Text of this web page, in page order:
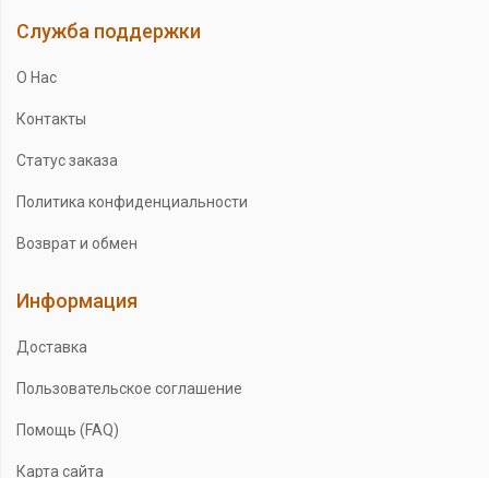
Служба поддержки
О Нас
Контакты
Статус заказа
Политика конфиденциальности
Возврат и обмен
Информация
Доставка
Пользовательское соглашение
Помощь (FAQ)
Карта сайта